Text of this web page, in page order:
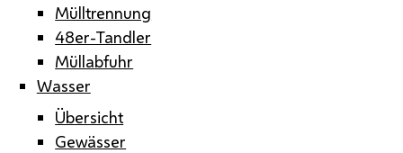
Mülltrennung
48er-Tandler
Müllabfuhr
Wasser
Übersicht
Gewässer